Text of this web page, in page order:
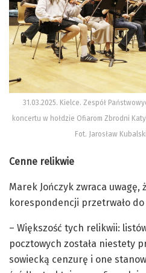
31.03.2025. Kielce. Zespół
koncertu w hołdzie Ofiarom Zbrodni
Fot. Jarosław
Cenne relikwie
Marek Jończyk zwraca uwagę,
korespondencji przetrwało do
– Większość tych relikwii:
pocztowych została niestety
sowiecką cenzurę i one